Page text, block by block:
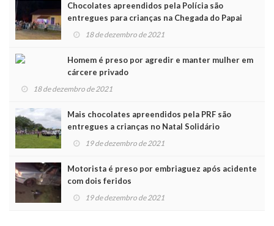
Chocolates apreendidos pela Polícia são
entregues para crianças na Chegada do Papai
Noel 18 de dezembro de 2021
Homem é preso por agredir e manter mulher em
cárcere privado
18 de dezembro de 2021
Mais chocolates apreendidos pela PRF são
entregues a crianças no Natal Solidário
19 de dezembro de 2021
Motorista é preso por embriaguez após acidente
com dois feridos
19 de dezembro de 2021